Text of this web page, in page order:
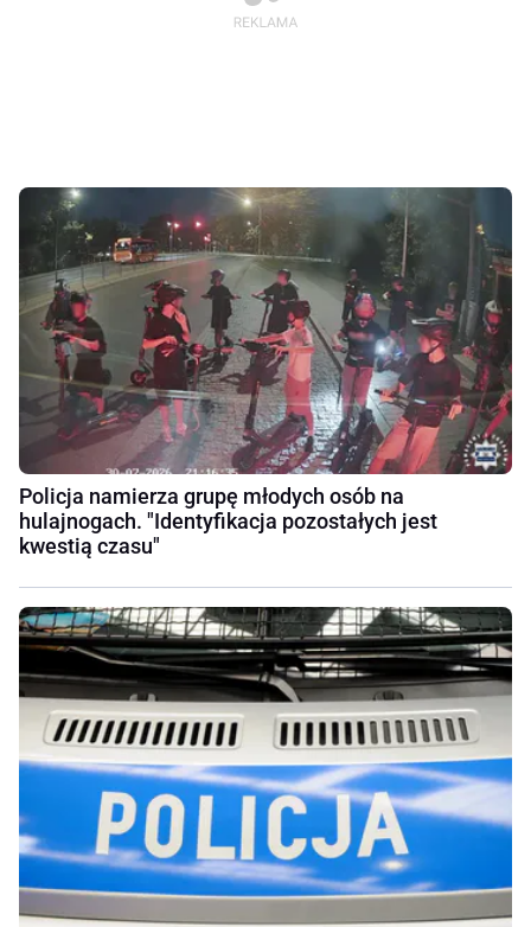
Policja namierza grupę młodych osób na
hulajnogach. "Identyfikacja pozostałych jest
kwestią czasu"